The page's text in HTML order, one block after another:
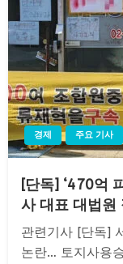
경제 주요 기사
[단독] ‘470억
사 대표 대법원
관련기사 [단독]
논란… 토지사용